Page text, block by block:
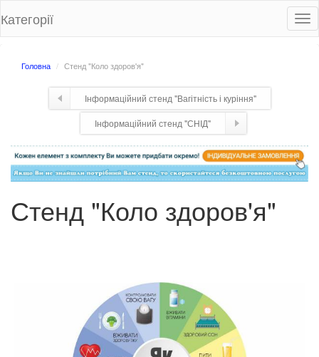
Категорії
Головна Стенд "Коло здоров'я"
Інформаційний стенд "Вагітність і куріння"
Інформаційний стенд "СНІД"
Стенд "Коло здоров'я"